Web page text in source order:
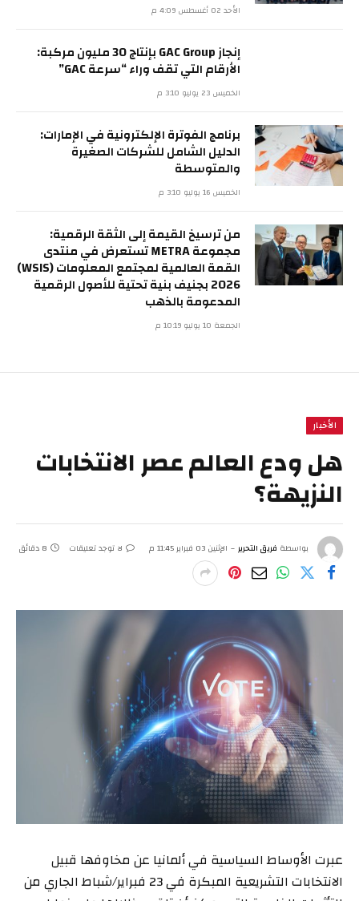
الأحد 02 أغسطس 4:09 م
إنجاز GAC Group بإنتاج 30 مليون مركبة:
الأرقام التي تقف وراء “سرعة GAC”
الخميس 23 يوليو 3:10 م
برنامج الفوترة الإلكترونية في الإمارات:
الدليل الشامل للشركات الصغيرة
والمتوسطة
الخميس 16 يوليو 3:10 م
من ترسيخ القيمة إلى الثقة الرقمية:
مجموعة METRA تستعرض في منتدى
القمة العالمية لمجتمع المعلومات (WSIS)
2026 بجنيف بنية تحتية للأصول الرقمية
المدعومة بالذهب
الجمعة 10 يوليو 10:19 م
الأخبار
هل ودع العالم عصر الانتخابات
النزيهة؟
بواسطة فريق التحرير الإثنين 03 فبراير 11:45 م لا توجد تعليقات 8 دقائق
عبرت الأوساط السياسية في ألمانيا عن مخاوفها قبيل
الانتخابات التشريعية المبكرة في 23 فبراير/شباط الجاري من